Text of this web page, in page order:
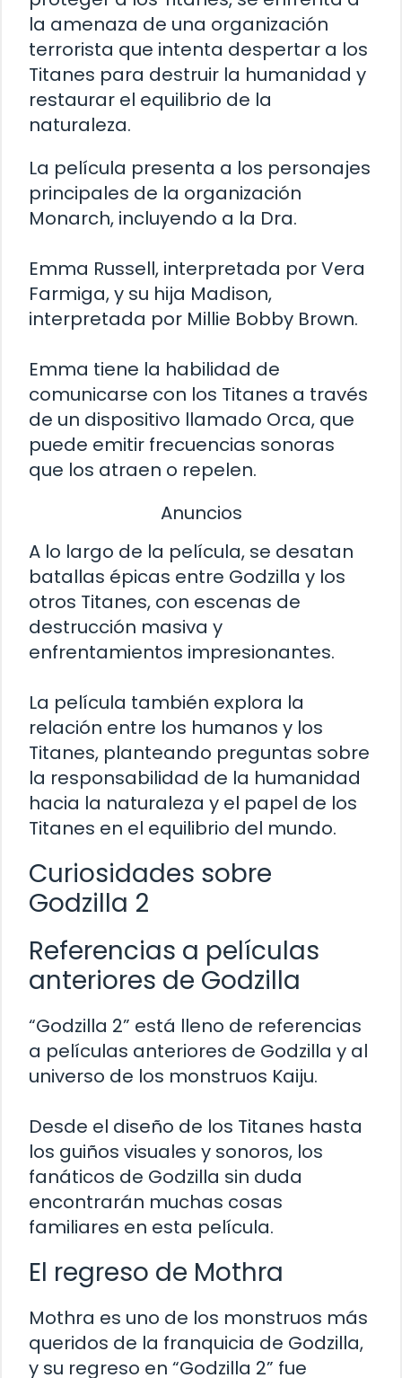
la amenaza de una organización
terrorista que intenta despertar a los
Titanes para destruir la humanidad y
restaurar el equilibrio de la
naturaleza.
La película presenta a los personajes
principales de la organización
Monarch, incluyendo a la Dra.
Emma Russell, interpretada por Vera
Farmiga, y su hija Madison,
interpretada por Millie Bobby Brown.
Emma tiene la habilidad de
comunicarse con los Titanes a través
de un dispositivo llamado Orca, que
puede emitir frecuencias sonoras
que los atraen o repelen.
Anuncios
A lo largo de la película, se desatan
batallas épicas entre Godzilla y los
otros Titanes, con escenas de
destrucción masiva y
enfrentamientos impresionantes.
La película también explora la
relación entre los humanos y los
Titanes, planteando preguntas sobre
la responsabilidad de la humanidad
hacia la naturaleza y el papel de los
Titanes en el equilibrio del mundo.
Curiosidades sobre
Godzilla 2
Referencias a películas
anteriores de Godzilla
“Godzilla 2” está lleno de referencias
a películas anteriores de Godzilla y al
universo de los monstruos Kaiju.
Desde el diseño de los Titanes hasta
los guiños visuales y sonoros, los
fanáticos de Godzilla sin duda
encontrarán muchas cosas
familiares en esta película.
El regreso de Mothra
Mothra es uno de los monstruos más
queridos de la franquicia de Godzilla,
y su regreso en “Godzilla 2” fue